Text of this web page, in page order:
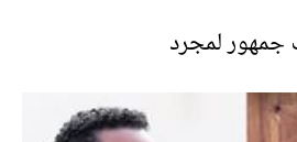
لمجرد